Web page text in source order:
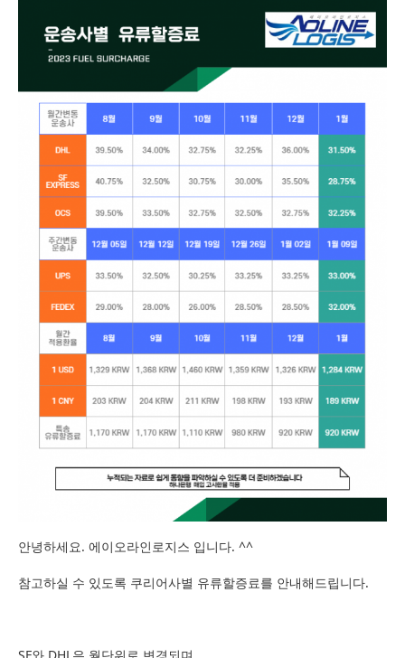
안녕하세요. 에이오라인로지스 입니다. ^^
참고하실 수 있도록 쿠리어사별 유류할증료를 안내해드립니다.
SF와 DHL은 월단위로 변경되며